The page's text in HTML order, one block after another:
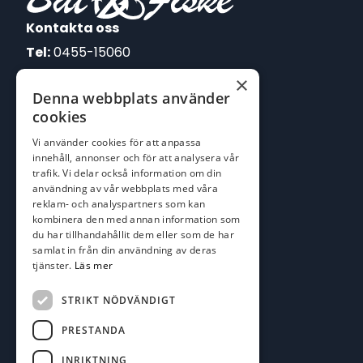
Kontakta oss
Tel:0455-15060
E-post:
johan@batofiske.se
kim@batofiske.se
Adress
Karlskrona Båt & Fiske AB
Lallerstedts gata 4
371 54 Karlskrona
Följ oss
Facebook
×
Denna webbplats använder
cookies
Vi använder cookies för att anpassa
innehåll, annonser och för att analysera vår
trafik. Vi delar också information om din
användning av vår webbplats med våra
reklam- och analyspartners som kan
kombinera den med annan information som
du har tillhandahållit dem eller som de har
samlat in från din användning av deras
tjänster. Läs mer
STRIKT NÖDVÄNDIGT
PRESTANDA
INRIKTNING